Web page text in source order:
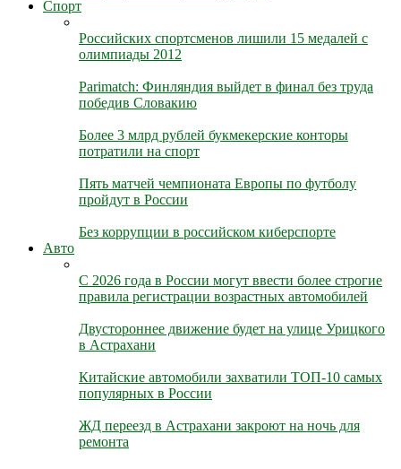
Спорт
Российских спортсменов лишили 15 медалей с
олимпиады 2012
Parimatch: Финляндия выйдет в финал без труда
победив Словакию
Более 3 млрд рублей букмекерские конторы
потратили на спорт
Пять матчей чемпионата Европы по футболу
пройдут в России
Без коррупции в российском киберспорте
Авто
С 2026 года в России могут ввести более строгие
правила регистрации возрастных автомобилей
Двустороннее движение будет на улице Урицкого
в Астрахани
Китайские автомобили захватили ТОП-10 самых
популярных в России
ЖД переезд в Астрахани закроют на ночь для
ремонта